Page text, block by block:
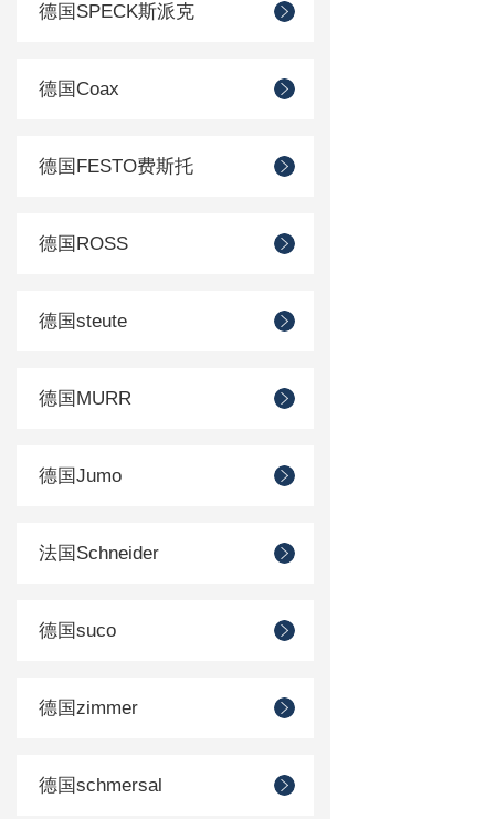
德国SPECK斯派克
德国Coax
德国FESTO费斯托
德国ROSS
德国steute
德国MURR
德国Jumo
法国Schneider
德国suco
德国zimmer
德国schmersal